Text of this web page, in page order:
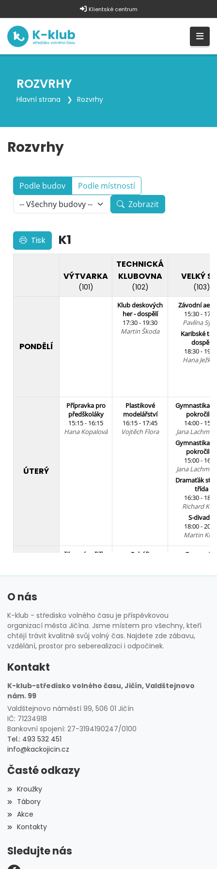
Klientské centrum
ROZVRHY
Hlavní strana Rozvrhy
Rozvrhy
O nás
K-klub - středisko volného času je příspěvkovou
organizací města Jičína. Jsme místem pro všechny, kteří
chtějí trávit kvalitně svůj volný čas. Najdete zde zábavu,
vzdělání, prostor pro seberealizaci i odpočinek.
Kontakt
K-klub-středisko volného času, Jičín, Valdštejnovo
nám. 99
Valdštejnovo náměstí 99, 506 01 Jičín
IČ: 71234918
Bankovní spojení: 27-3194190247/0100
Tel.: 493 532 451
info@kackojicin.cz
Časté odkazy
Kroužky
Tábory
Akce
Kontakty
Sledujte nás